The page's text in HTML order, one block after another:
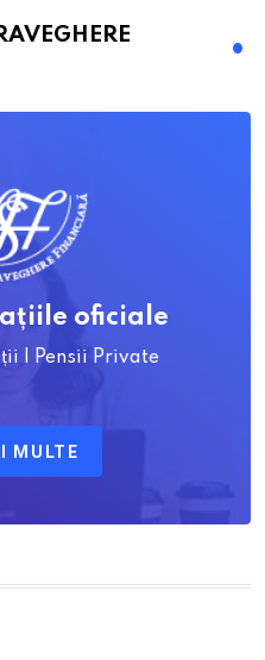
oficiale
| Pensii Private
MULTE